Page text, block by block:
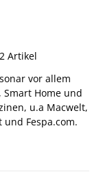
Artikel
vor allem
Home und
u.a Macwelt,
und Fespa.com.